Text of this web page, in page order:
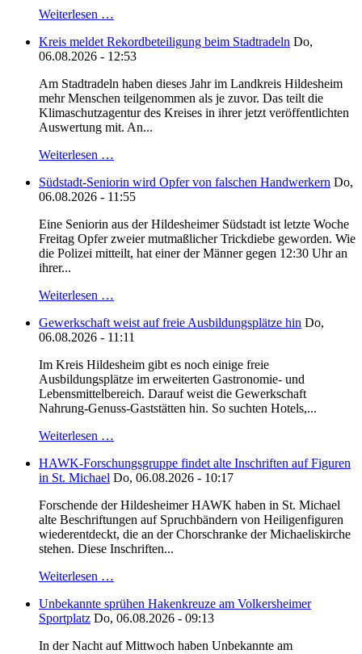
Weiterlesen …
Kreis meldet Rekordbeteiligung beim Stadtradeln Do,
06.08.2026 - 12:53
Am Stadtradeln haben dieses Jahr im Landkreis Hildesheim
mehr Menschen teilgenommen als je zuvor. Das teilt die
Klimaschutzagentur des Kreises in ihrer jetzt veröffentlichten
Auswertung mit. An...
Weiterlesen …
Südstadt-Seniorin wird Opfer von falschen Handwerkern Do,
06.08.2026 - 11:55
Eine Seniorin aus der Hildesheimer Südstadt ist letzte Woche
Freitag Opfer zweier mutmaßlicher Trickdiebe geworden. Wie
die Polizei mitteilt, hat einer der Männer gegen 12:30 Uhr an
ihrer...
Weiterlesen …
Gewerkschaft weist auf freie Ausbildungsplätze hin Do,
06.08.2026 - 11:11
Im Kreis Hildesheim gibt es noch einige freie
Ausbildungsplätze im erweiterten Gastronomie- und
Lebensmittelbereich. Darauf weist die Gewerkschaft
Nahrung-Genuss-Gaststätten hin. So suchten Hotels,...
Weiterlesen …
HAWK-Forschungsgruppe findet alte Inschriften auf Figuren
in St. Michael Do, 06.08.2026 - 10:17
Forschende der Hildesheimer HAWK haben in St. Michael
alte Beschriftungen auf Spruchbändern von Heiligenfiguren
wiederentdeckt, die an der Chorschranke der Michaeliskirche
stehen. Diese Inschriften...
Weiterlesen …
Unbekannte sprühen Hakenkreuze am Volkersheimer
Sportplatz Do, 06.08.2026 - 09:13
In der Nacht auf Mittwoch haben Unbekannte am